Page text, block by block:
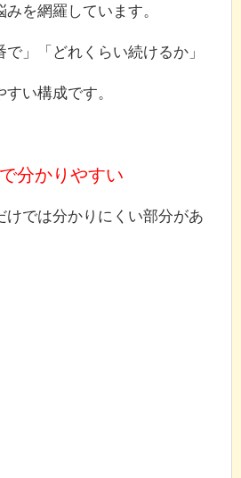
を網羅しています。
で」「どれくらい続けるか」
い構成です。
分かりやすい
けでは分かりにくい部分があ